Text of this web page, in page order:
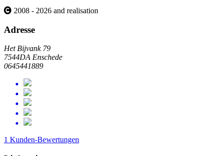
2008 - 2026 and realisation
Adresse
Het Bijvank 79
7544DA Enschede
0645441889
1 Kunden-Bewertungen